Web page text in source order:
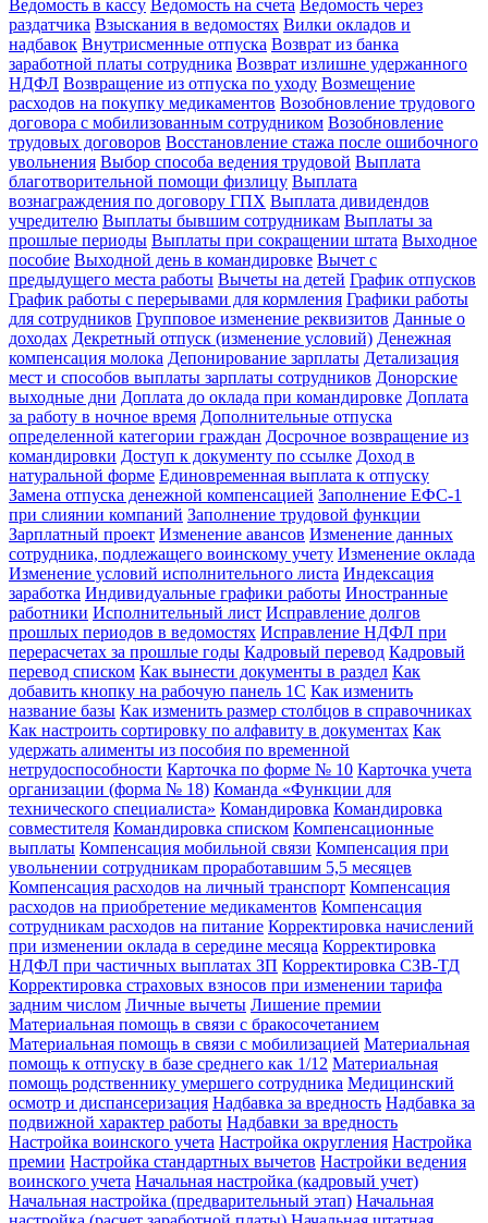
Ведомость в кассу Ведомость на счета Ведомость через
раздатчика Взыскания в ведомостях Вилки окладов и
надбавок Внутрисменные отпуска Возврат из банка
заработной платы сотрудника Возврат излишне удержанного
НДФЛ Возвращение из отпуска по уходу Возмещение
расходов на покупку медикаментов Возобновление трудового
договора с мобилизованным сотрудником Возобновление
трудовых договоров Восстановление стажа после ошибочного
увольнения Выбор способа ведения трудовой Выплата
благотворительной помощи физлицу Выплата
вознаграждения по договору ГПХ Выплата дивидендов
учредителю Выплаты бывшим сотрудникам Выплаты за
прошлые периоды Выплаты при сокращении штата Выходное
пособие Выходной день в командировке Вычет с
предыдущего места работы Вычеты на детей График отпусков
График работы с перерывами для кормления Графики работы
для сотрудников Групповое изменение реквизитов Данные о
доходах Декретный отпуск (изменение условий) Денежная
компенсация молока Депонирование зарплаты Детализация
мест и способов выплаты зарплаты сотрудников Донорские
выходные дни Доплата до оклада при командировке Доплата
за работу в ночное время Дополнительные отпуска
определенной категории граждан Досрочное возвращение из
командировки Доступ к документу по ссылке Доход в
натуральной форме Единовременная выплата к отпуску
Замена отпуска денежной компенсацией Заполнение ЕФС-1
при слиянии компаний Заполнение трудовой функции
Зарплатный проект Изменение авансов Изменение данных
сотрудника, подлежащего воинскому учету Изменение оклада
Изменение условий исполнительного листа Индексация
заработка Индивидуальные графики работы Иностранные
работники Исполнительный лист Исправление долгов
прошлых периодов в ведомостях Исправление НДФЛ при
перерасчетах за прошлые годы Кадровый перевод Кадровый
перевод списком Как вынести документы в раздел Как
добавить кнопку на рабочую панель 1С Как изменить
название базы Как изменить размер столбцов в справочниках
Как настроить сортировку по алфавиту в документах Как
удержать алименты из пособия по временной
нетрудоспособности Карточка по форме № 10 Карточка учета
организации (форма № 18) Команда «Функции для
технического специалиста» Командировка Командировка
совместителя Командировка списком Компенсационные
выплаты Компенсация мобильной связи Компенсация при
увольнении сотрудникам проработавшим 5,5 месяцев
Компенсация расходов на личный транспорт Компенсация
расходов на приобретение медикаментов Компенсация
сотрудникам расходов на питание Корректировка начислений
при изменении оклада в середине месяца Корректировка
НДФЛ при частичных выплатах ЗП Корректировка СЗВ-ТД
Корректировка страховых взносов при изменении тарифа
задним числом Личные вычеты Лишение премии
Материальная помощь в связи с бракосочетанием
Материальная помощь в связи с мобилизацией Материальная
помощь к отпуску в базе среднего как 1/12 Материальная
помощь родственнику умершего сотрудника Медицинский
осмотр и диспансеризация Надбавка за вредность Надбавка за
подвижной характер работы Надбавки за вредность
Настройка воинского учета Настройка округления Настройка
премии Настройка стандартных вычетов Настройки ведения
воинского учета Начальная настройка (кадровый учет)
Начальная настройка (предварительный этап) Начальная